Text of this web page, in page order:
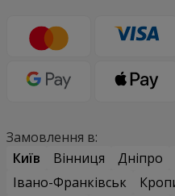
Замовлення в:
Київ
Вінниця Дніпро
Івано-Франківськ